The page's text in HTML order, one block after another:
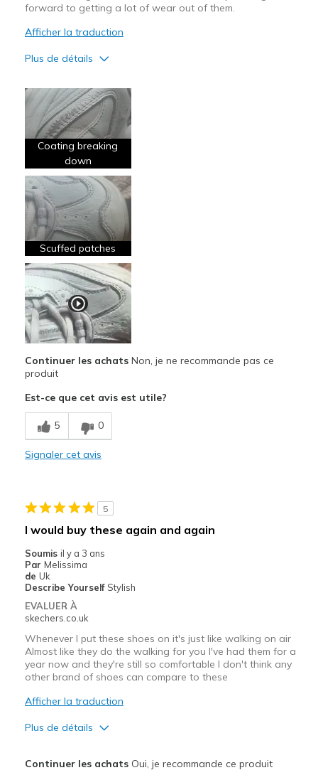
forward to getting a lot of wear out of them.
Afficher la traduction
Plus de détails
Attractive Design
Breathe Well
Comfortable
Stylish
Le contre
Poor Quality
Wear Out Quickly
Les meilleures utilisations
Going Out
Special Occasions
Width
Sizing
Feels true to size
View On Shoes
Coating breaking
down
Scuffed patches
Continuer les achatsNon, je ne recommande pas ce
produit
Est-ce que cet avis est utile?
5 0
Signaler cet avis
5
I would buy these again and again
Soumis il y a 3 ans
Par Melissima
de Uk
Describe Yourself Stylish
EVALUER À
skechers.co.uk
Whenever I put these shoes on it's just like walking on air
Almost like they do the walking for you I've had them for a
year now and they're still so comfortable I don't think any
other brand of shoes can compare to these
Afficher la traduction
Plus de détails
Continuer les achatsOui, je recommande ce produit